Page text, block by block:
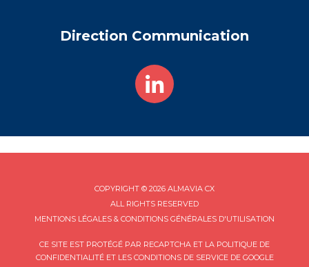
Direction Communication
COPYRIGHT © 2026 ALMAVIA CX
ALL RIGHTS RESERVED
MENTIONS LÉGALES & CONDITIONS GÉNÉRALES D'UTILISATION
CE SITE EST PROTÉGÉ PAR RECAPTCHA ET LA POLITIQUE DE
CONFIDENTIALITÉET LES CONDITIONS DE SERVICEDE GOOGLE